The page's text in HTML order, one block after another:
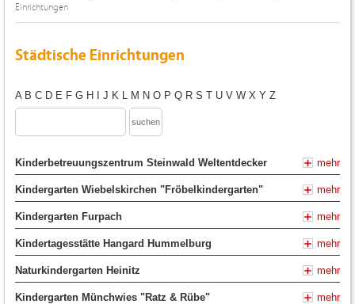
Einrichtungen
Städtische Einrichtungen
A B C D E F G H I J K L M N O P Q R S T U V W X Y Z
Kinderbetreuungszentrum Steinwald Weltentdecker mehr
Kindergarten Wiebelskirchen "Fröbelkindergarten" mehr
Kindergarten Furpach mehr
Kindertagesstätte Hangard Hummelburg mehr
Naturkindergarten Heinitz mehr
Kindergarten Münchwies "Ratz & Rübe" mehr